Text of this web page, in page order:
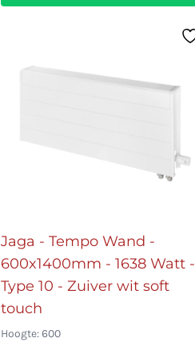
Jaga - Tempo Wand -
600x1400mm - 1638 Watt -
Type 10 - Zuiver wit soft
touch
Hoogte: 600